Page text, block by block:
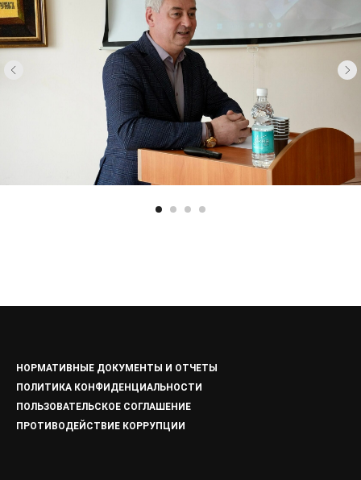
НОРМАТИВНЫЕ ДОКУМЕНТЫ И ОТЧЕТЫ
ПОЛИТИКА КОНФИДЕНЦИАЛЬНОСТИ
ПОЛЬЗОВАТЕЛЬСКОЕ СОГЛАШЕНИЕ
ПРОТИВОДЕЙСТВИЕ КОРРУПЦИИ